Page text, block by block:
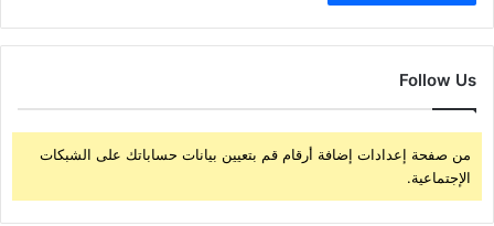
Follow Us
من صفحة إعدادات إضافة أرقام قم بتعيين بيانات حساباتك على الشبكات
الإجتماعية.